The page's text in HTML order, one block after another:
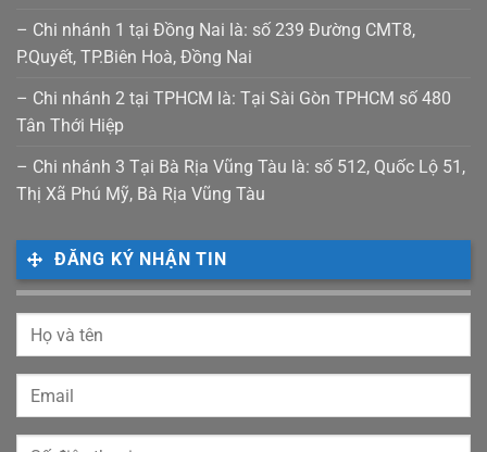
– Chi nhánh 1 tại Đồng Nai là: số 239 Đường CMT8,
P.Quyết, TP.Biên Hoà, Đồng Nai
– Chi nhánh 2 tại TPHCM là: Tại Sài Gòn TPHCM số 480
Tân Thới Hiệp
– Chi nhánh 3 Tại Bà Rịa Vũng Tàu là: số 512, Quốc Lộ 51,
Thị Xã Phú Mỹ, Bà Rịa Vũng Tàu
ĐĂNG KÝ NHẬN TIN